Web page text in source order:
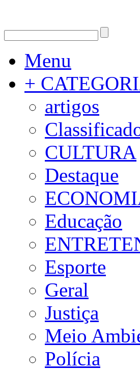
Menu
+
artigos
CULTURA
Destaque
Educação
Esporte
Geral
Justiça
Meio
Polícia